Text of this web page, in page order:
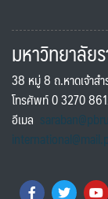
มหาวิทยาลัย
38 หมู่ 8 ถ.หาดเจ้าส
โทรศัพท์ 0 3270
อีเมล